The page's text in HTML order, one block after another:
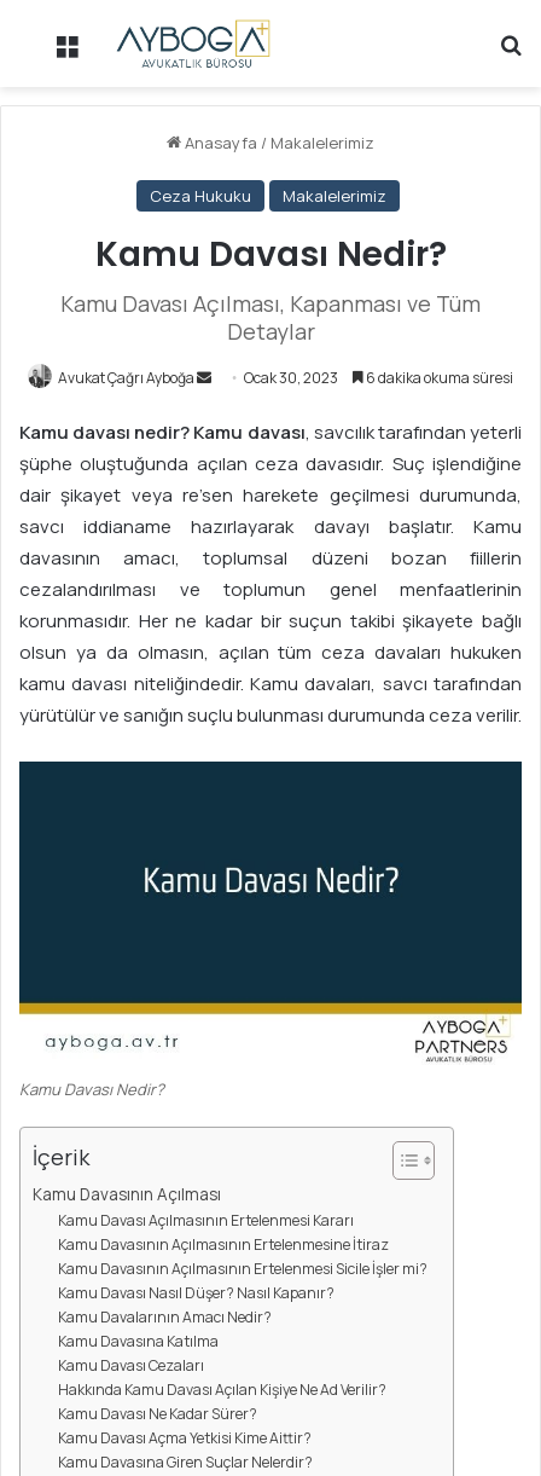
Menü
Anasayfa / Makalelerimiz
Ceza Hukuku Makalelerimiz
Kamu Davası Nedir?
Kamu Davası Açılması, Kapanması ve Tüm
Detaylar
Avukat Çağrı Ayboğa
r
e
-
p
o
ö
n
e
k
Ocak 30, 2023 6 dakika okuma süresi
Kamu davası nedir? Kamu davası, savcılık tarafından yeterli
şüphe oluştuğunda açılan ceza davasıdır. Suç işlendiğine
dair şikayet veya re’sen harekete geçilmesi durumunda,
savcı iddianame hazırlayarak davayı başlatır. Kamu
davasının amacı, toplumsal düzeni bozan fiillerin
cezalandırılması ve toplumun genel menfaatlerinin
korunmasıdır. Her ne kadar bir suçun takibi şikayete bağlı
olsun ya da olmasın, açılan tüm ceza davaları hukuken
kamu davası niteliğindedir. Kamu davaları, savcı tarafından
yürütülür ve sanığın suçlu bulunması durumunda ceza verilir.
Kamu Davası Nedir?
İçerik
Kamu Davasının Açılması
Kamu Davası Açılmasının Ertelenmesi Kararı
Kamu Davasının Açılmasının Ertelenmesine İtiraz
Kamu Davasının Açılmasının Ertelenmesi Sicile İşler mi?
Kamu Davası Nasıl Düşer? Nasıl Kapanır?
Kamu Davalarının Amacı Nedir?
Kamu Davasına Katılma
Kamu Davası Cezaları
Hakkında Kamu Davası Açılan Kişiye Ne Ad Verilir?
Kamu Davası Ne Kadar Sürer?
Kamu Davası Açma Yetkisi Kime Aittir?
Kamu Davasına Giren Suçlar Nelerdir?